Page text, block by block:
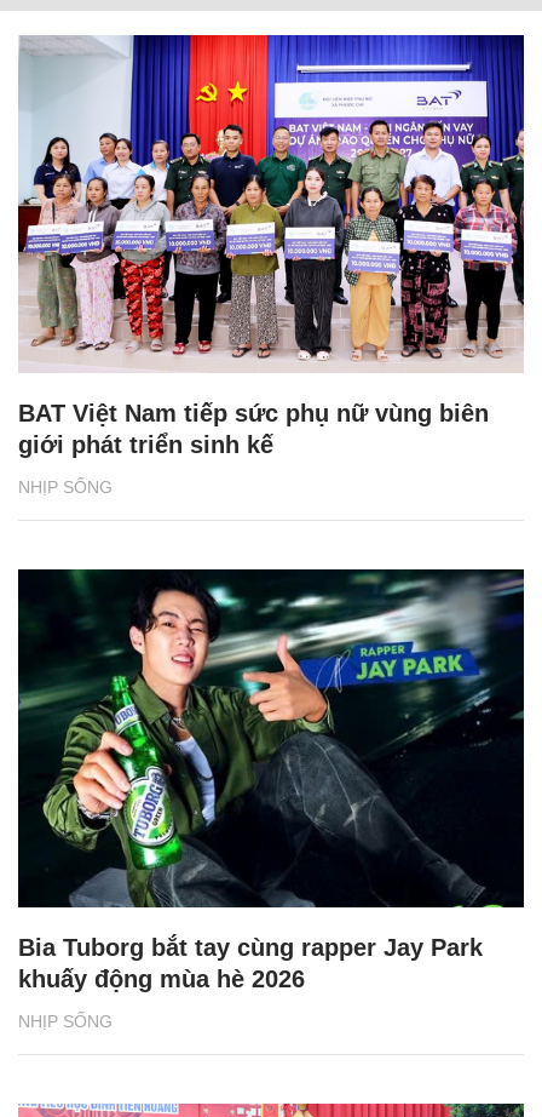
NHỊP SỐNG
BAT Việt Nam tiếp sức phụ nữ vùng biên
giới phát triển sinh kế
NHỊP SỐNG
Bia Tuborg bắt tay cùng rapper Jay Park
khuấy động mùa hè 2026